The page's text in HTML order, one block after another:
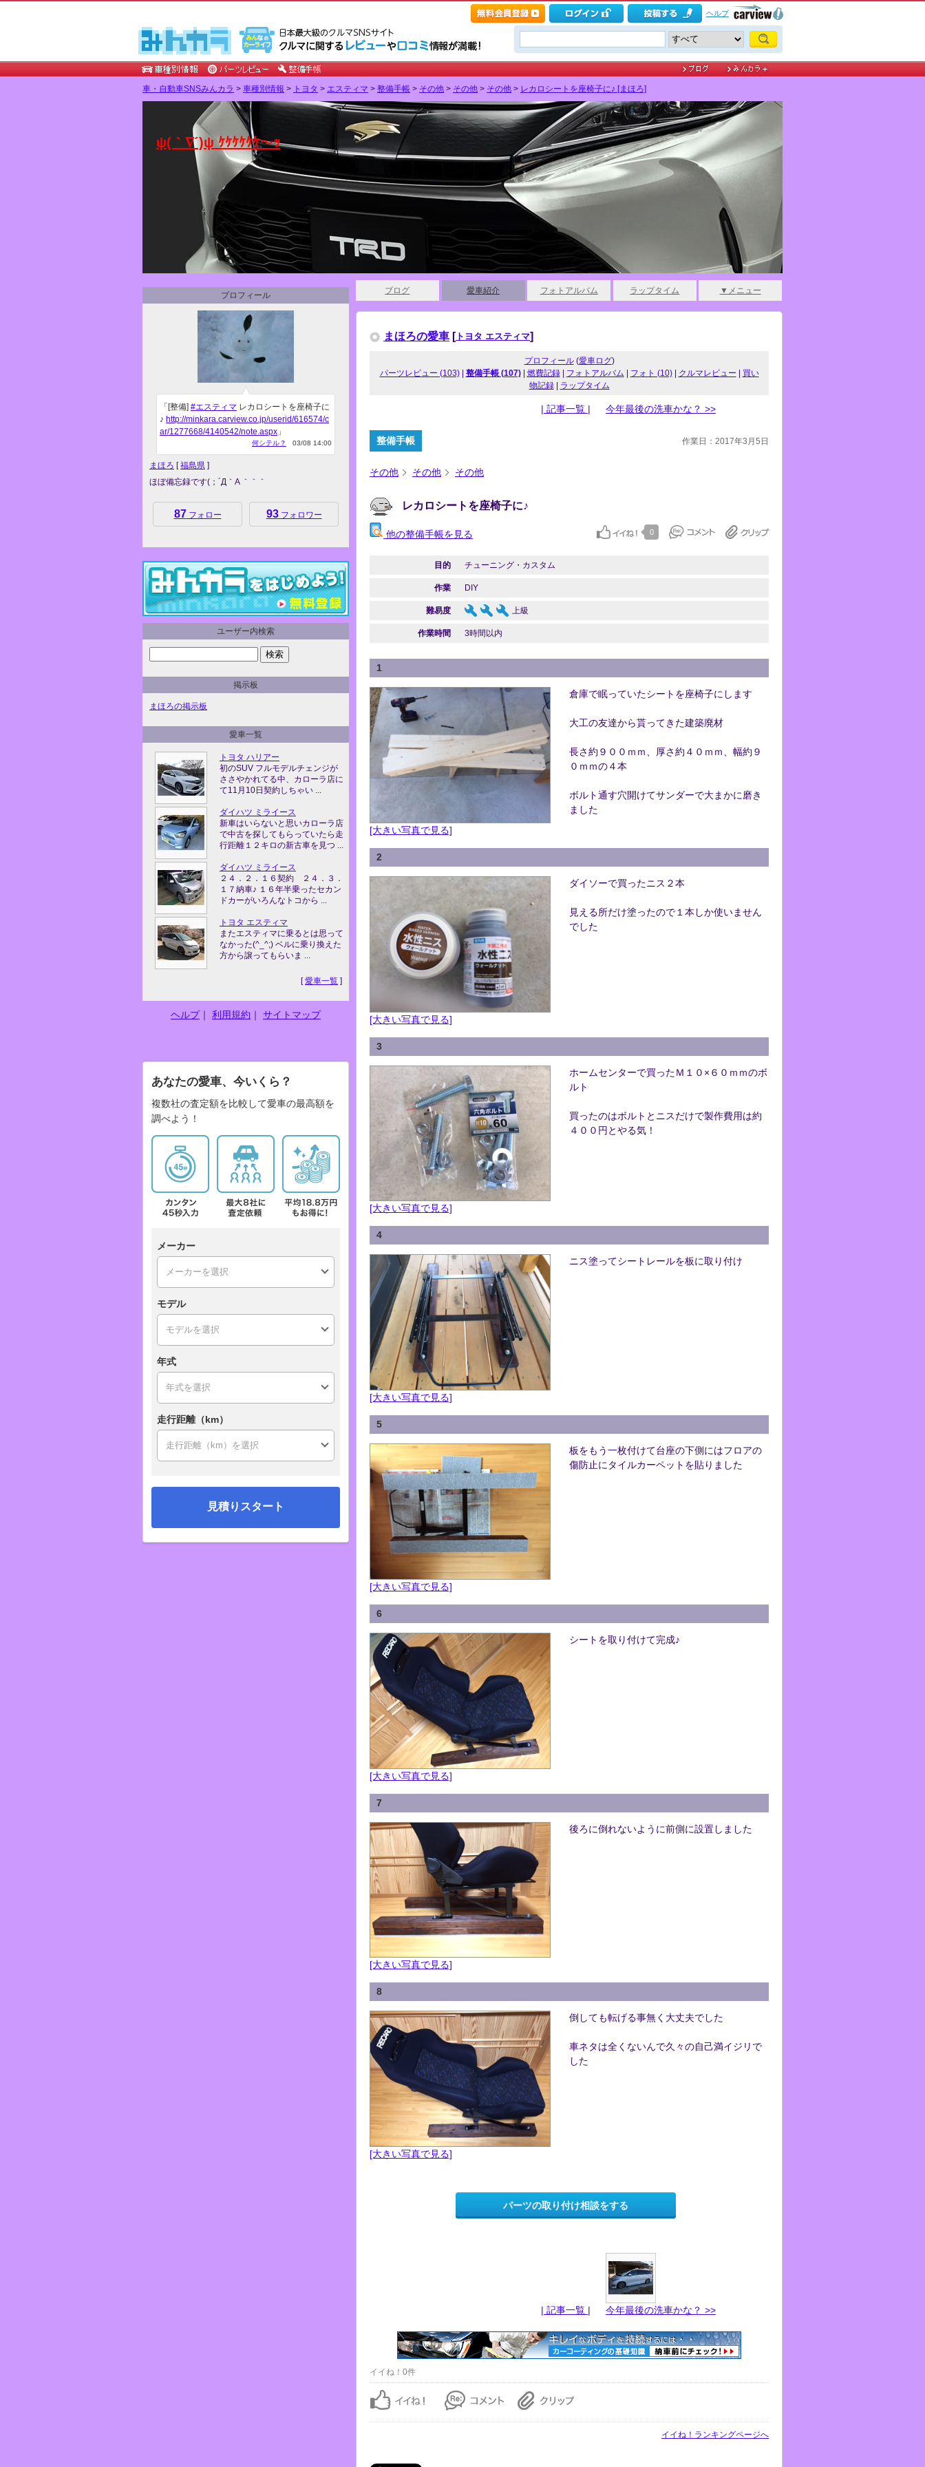
ヘルプ
車・自動車SNSみんカラ > 車種別情報 > トヨタ > エスティマ > 整備手帳 > その他 > その他 > その他 > レカロシートを座椅子に♪ [まほろ]
ψ(｀∇´)ψ ｹｹｹｹｹｹ～ｯ
ブログ 愛車紹介 フォトアルバム ラップタイム ▼メニュー
まほろの愛車 [ トヨタ エスティマ]
プロフィール(愛車ログ)
パーツレビュー (103)| 整備手帳 (107)| 燃費記録| フォトアルバム フォト (10)| クルマレビュー
買い
物記録| ラップタイム
| 記事一覧 | 今年最後の洗車かな？ >>
整備手帳 作業日：2017年3月5日
その他 その他 その他
レカロシートを座椅子に♪
他の整備手帳を見る 0
目的 チューニング・カスタム
作業 DIY
難易度 上級
作業時間 3時間以内
1
[大きい写真で見る]
倉庫で眠っていたシートを座椅子にします
大工の友達から貰ってきた建築廃材
長さ約９００ｍｍ、厚さ約４０ｍｍ、幅約９
０ｍｍの４本
ボルト通す穴開けてサンダーで大まかに磨き
ました
2
[大きい写真で見る]
ダイソーで買ったニス２本
見える所だけ塗ったので１本しか使いません
でした
3
[大きい写真で見る]
ホームセンターで買ったＭ１０×６０ｍｍのボ
ルト
買ったのはボルトとニスだけで製作費用は約
４００円とやる気！
4
[大きい写真で見る]
ニス塗ってシートレールを板に取り付け
5
[大きい写真で見る]
板をもう一枚付けて台座の下側にはフロアの
傷防止にタイルカーペットを貼りました
6
[大きい写真で見る]
シートを取り付けて完成♪
7
[大きい写真で見る]
後ろに倒れないように前側に設置しました
8
[大きい写真で見る]
倒しても転げる事無く大丈夫でした
車ネタは全くないんで久々の自己満イジリで
した
パーツの取り付け相談をする
| 記事一覧 | 今年最後の洗車かな？ >>
イイね！0件
イイね！ランキングページへ
プロフィール
「[整備] #エスティマ レカロシートを座椅子に
♪ http://minkara.carview.co.jp/userid/616574/c
ar/1277668/4140542/note.aspx 」
何シテル？ 03/08 14:00
まほろ [福島県 ]
ほぼ備忘録です(；´Д｀A ｀｀｀
87 フォロー 93フォロワー
ユーザー内検索
掲示板
まほろの掲示板
愛車一覧
トヨタ ハリアー
初のSUV フルモデルチェンジが
ささやかれてる中、カローラ店に
て11月10日契約しちゃい ...
ダイハツ ミライース
新車はいらないと思いカローラ店
で中古を探してもらっていたら走
行距離１２キロの新古車を見つ ...
ダイハツ ミライース
２４．２．１６契約 ２４．３．
１７納車♪ １６年半乗ったセカン
ドカーがいろんなトコから ...
トヨタ エスティマ
またエスティマに乗るとは思って
なかった(^_^;) ベルに乗り換えた
方から譲ってもらいま ...
[愛車一覧 ]
ヘルプ｜ 利用規約 ｜ サイトマップ
あなたの愛車、今いくら？
複数社の査定額を比較して愛車の最高額を
調べよう！
メーカー
モデル
年式
走行距離（km）
見積りスタート